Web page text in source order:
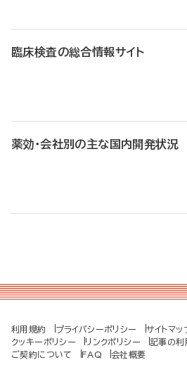
臨床検査の総合情報サイト
薬効・会社別の主な国内開発状況
利用規約 プライバシーポリシー サイトマッ
クッキーポリシー
リンクポリシー 記事の利
ご契約について
FAQ 会社概要